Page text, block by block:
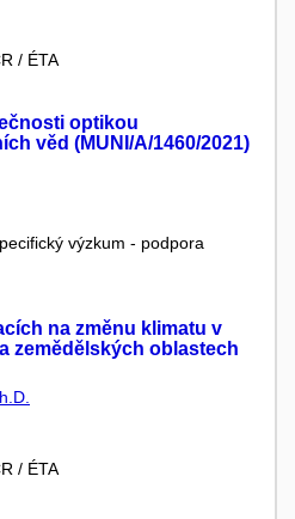
/ ÉTA
optikou
věd (MUNI/A/1460/2021)
výzkum - podpora
na změnu klimatu v
zemědělských oblastech
/ ÉTA